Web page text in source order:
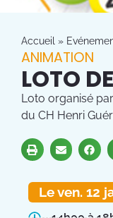
Accueil »
ANIMATION
LOTO
Loto organisé
du CH Henri
Le ven. 12